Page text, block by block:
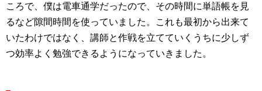
ころで、僕は電車通学だったので、その時間に単語帳を見
るなど隙間時間を使っていました。これも最初から出来て
いたわけではなく、講師と作戦を立てていくうちに少しず
つ効率よく勉強できるようになっていきました。